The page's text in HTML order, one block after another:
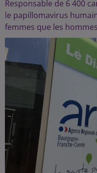
Responsable de 6 400
le papillomavirus
femmes que les